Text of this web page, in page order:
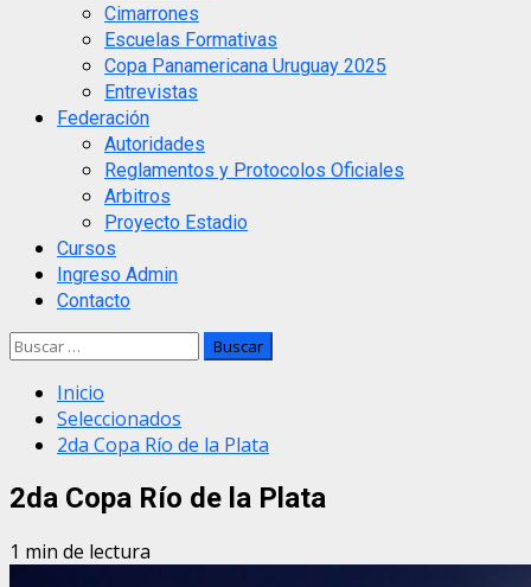
Cimarrones
Escuelas Formativas
Copa Panamericana Uruguay 2025
Entrevistas
Federación
Autoridades
Reglamentos y Protocolos Oficiales
Arbitros
Proyecto Estadio
Cursos
Ingreso Admin
Contacto
Buscar:
Inicio
Seleccionados
2da Copa Río de la Plata
2da Copa Río de la Plata
1 min de lectura